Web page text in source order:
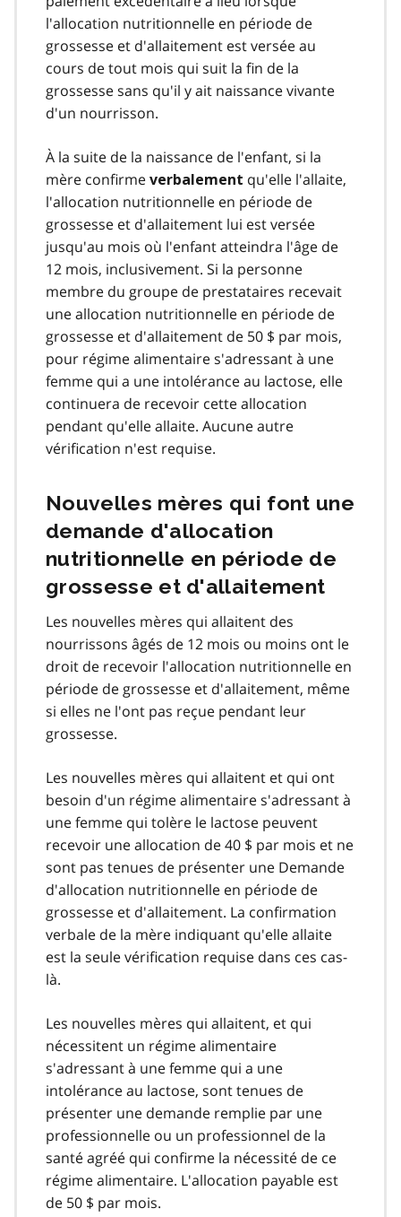
l'allocation nutritionnelle en période de
grossesse et d'allaitement est versée au
cours de tout mois qui suit la fin de la
grossesse sans qu'il y ait naissance vivante
d'un nourrisson.
À la suite de la naissance de l'enfant, si la
mère confirme verbalement qu'elle l'allaite,
l'allocation nutritionnelle en période de
grossesse et d'allaitement lui est versée
jusqu'au mois où l'enfant atteindra l'âge de
12 mois, inclusivement. Si la personne
membre du groupe de prestataires recevait
une allocation nutritionnelle en période de
grossesse et d'allaitement de 50 $ par mois,
pour régime alimentaire s'adressant à une
femme qui a une intolérance au lactose, elle
continuera de recevoir cette allocation
pendant qu'elle allaite. Aucune autre
vérification n'est requise.
Nouvelles mères qui font une
demande d'allocation
nutritionnelle en période de
grossesse et d'allaitement
Les nouvelles mères qui allaitent des
nourrissons âgés de 12 mois ou moins ont le
droit de recevoir l'allocation nutritionnelle en
période de grossesse et d'allaitement, même
si elles ne l'ont pas reçue pendant leur
grossesse.
Les nouvelles mères qui allaitent et qui ont
besoin d'un régime alimentaire s'adressant à
une femme qui tolère le lactose peuvent
recevoir une allocation de 40 $ par mois et ne
sont pas tenues de présenter une Demande
d'allocation nutritionnelle en période de
grossesse et d'allaitement. La confirmation
verbale de la mère indiquant qu'elle allaite
est la seule vérification requise dans ces cas-
là.
Les nouvelles mères qui allaitent, et qui
nécessitent un régime alimentaire
s'adressant à une femme qui a une
intolérance au lactose, sont tenues de
présenter une demande remplie par une
professionnelle ou un professionnel de la
santé agréé qui confirme la nécessité de ce
régime alimentaire. L'allocation payable est
de 50 $ par mois.